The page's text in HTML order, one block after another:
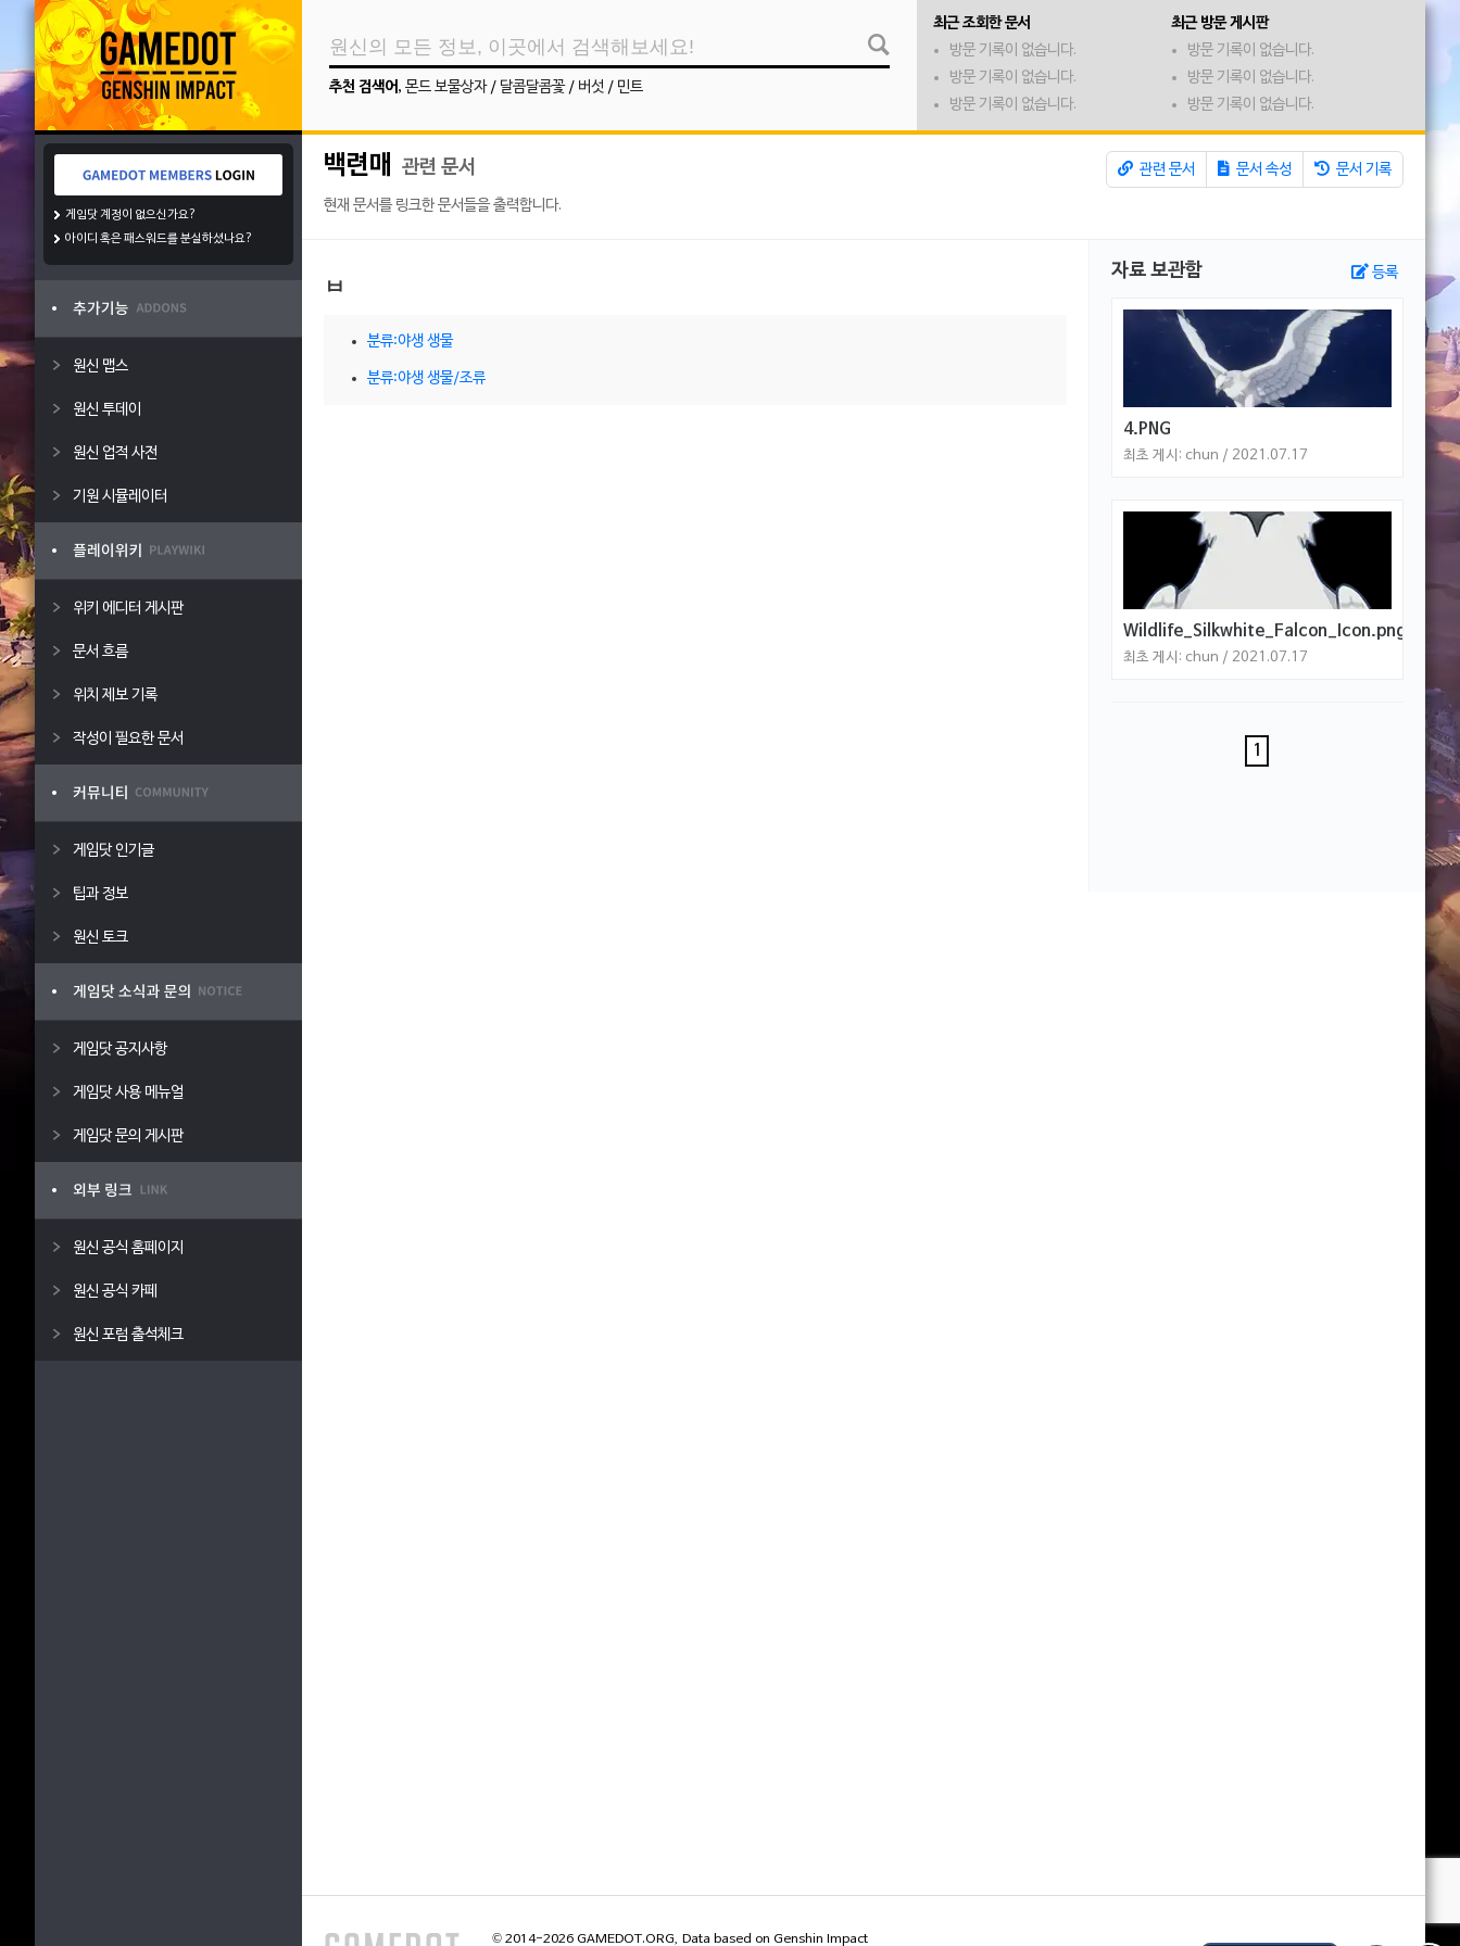
게임닷 계정이 없으신가요?
아이디 혹은 패스워드를 분실하셨나요?
원신 맵스
원신 투데이
원신 업적 사전
기원 시뮬레이터
위키 에디터 게시판
문서 흐름
위치 제보 기록
작성이 필요한 문서
게임닷 인기글
팁과 정보
원신 토크
게임닷 공지사항
게임닷 사용 메뉴얼
게임닷 문의 게시판
원신 공식 홈페이지
원신 공식 카페
원신 포럼 출석체크
추천 검색어 , 몬드 보물상자/ 달콤달콤꽃/ 버섯 / 민트
최근 조회한 문서
방문 기록이 없습니다.
방문 기록이 없습니다.
방문 기록이 없습니다.
최근 방문 게시판
방문 기록이 없습니다.
방문 기록이 없습니다.
방문 기록이 없습니다.
백련매 관련 문서
현재 문서를 링크한 문서들을 출력합니다.
관련 문서 문서 속성 문서 기록
ㅂ
분류:야생 생물
분류:야생 생물/조류
자료 보관함 등록
4.PNG
최초 게시: chun / 2021.07.17
Wildlife_Silkwhite_Falcon_Icon.png
최초 게시: chun / 2021.07.17
1
© 2014-2026 GAMEDOT.ORG, Data based on Genshin Impact